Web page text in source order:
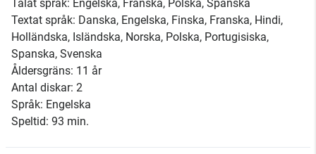
Talat språk: Engelska, Franska, Polska, Spanska
Textat språk: Danska, Engelska, Finska, Franska, Hindi,
Holländska, Isländska, Norska, Polska, Portugisiska,
Spanska, Svenska
Åldersgräns: 11 år
Antal diskar: 2
Språk: Engelska
Speltid: 93 min.